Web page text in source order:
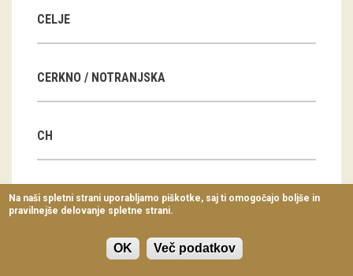
Arhiv razstav
dogodki
Predavanja
Delavnice
Vodeni ogledi
CELJE
CERKNO / NOTRANJSKA
CH
CN
Na naši spletni strani uporabljamo piškotke, saj ti omogočajo boljše in
pravilnejše delovanje spletne strani.
OK Več podatkov